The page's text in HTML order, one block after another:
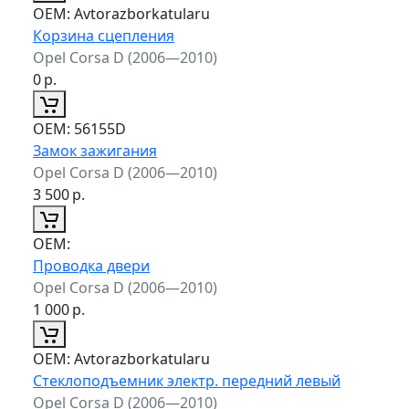
ОЕМ: Avtorazborkatularu
Корзина сцепления
Opel Corsa D (2006—2010)
0р.
ОЕМ: 56155D
Замок зажигания
Opel Corsa D (2006—2010)
3 500р.
ОЕМ:
Проводка двери
Opel Corsa D (2006—2010)
1 000р.
ОЕМ: Avtorazborkatularu
Стеклоподъемник электр. передний левый
Opel Corsa D (2006—2010)